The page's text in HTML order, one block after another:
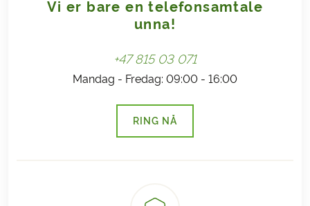
Vi er bare en telefonsamtale
unna!
+47 815 03 071
Mandag - Fredag: 09:00 - 16:00
RING NÅ
(LENKE ÅPNES I NY FANE)